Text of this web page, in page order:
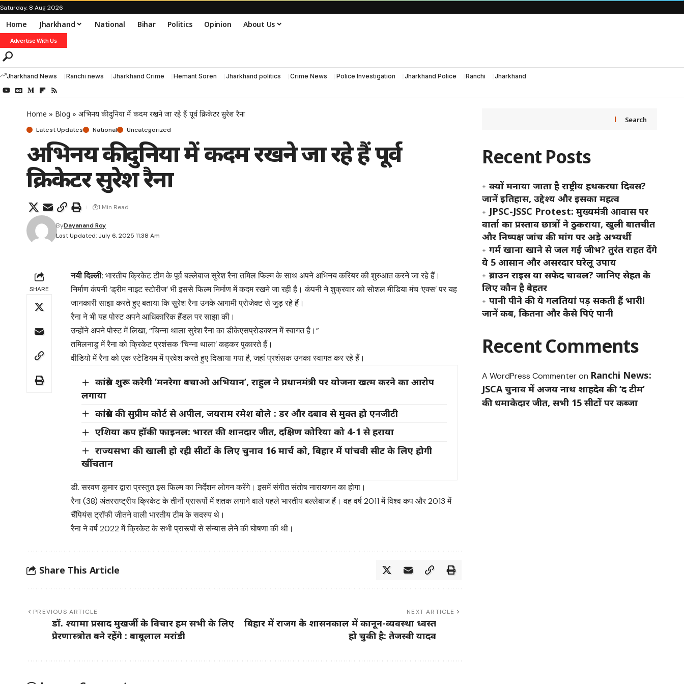
Saturday, 8 Aug 2026
Home Jharkhand National Bihar Politics Opinion About Us
Advertise With Us
Jharkhand News Ranchi news Jharkhand Crime Hemant Soren Jharkhand politics Crime News Police Investigation Jharkhand Police Ranchi Jharkhand
Home » Blog » अभिनय की दुनिया में कदम रखने जा रहे हैं पूर्व क्रिकेटर सुरेश रैना
Latest Updates National Uncategorized
अभिनय की दुनिया में कदम रखने जा रहे हैं पूर्व
क्रिकेटर सुरेश रैना
Last Updated: July 6, 2025 11:38 Am
ByDayanand Roy
1 Min Read
SHARE
नयी दिल्ली:भारतीय क्रिकेट टीम के पूर्व बल्लेबाज सुरेश रैना तमिल फिल्म के साथ अपने अभिनय करियर की शुरुआत करने जा रहे हैं।
निर्माण कंपनी ‘ड्रीम नाइट स्टोरीज’ भी इससे फिल्म निर्माण में कदम रखने जा रही है। कंपनी ने शुक्रवार को सोशल मीडिया मंच ‘एक्स’ पर यह
जानकारी साझा करते हुए बताया कि सुरेश रैना उनके आगामी प्रोजेक्ट से जुड़ रहे हैं।
रैना ने भी यह पोस्ट अपने आधिकारिक हैंडल पर साझा की।
उन्होंने अपने पोस्ट में लिखा, “चिन्ना थाला सुरेश रैना का डीकेएसप्रोडक्शन में स्वागत है।”
तमिलनाडु में रैना को क्रिकेट प्रशंसक ‘चिन्ना थाला’ कहकर पुकारते हैं।
वीडियो में रैना को एक स्टेडियम में प्रवेश करते हुए दिखाया गया है, जहां प्रशंसक उनका स्वागत कर रहे हैं।
कांग्रेस शुरू करेगी ‘मनरेगा बचाओ अभियान’, राहुल ने प्रधानमंत्री पर योजना खत्म करने का आरोप
लगाया
कांग्रेस की सुप्रीम कोर्ट से अपील, जयराम रमेश बोले : डर और दबाव से मुक्त हो एनजीटी
एशिया कप हॉकी फाइनल: भारत की शानदार जीत, दक्षिण कोरिया को 4-1 से हराया
राज्यसभा की खाली हो रही सीटों के लिए चुनाव 16 मार्च को, बिहार में पांचवी सीट के लिए होगी
खींचतान
डी. सरवण कुमार द्वारा प्रस्तुत इस फिल्म का निर्देशन लोगन करेंगे। इसमें संगीत संतोष नारायणन का होगा।
रैना (38) अंतरराष्ट्रीय क्रिकेट के तीनों प्रारूपों में शतक लगाने वाले पहले भारतीय बल्लेबाज हैं। वह वर्ष 2011 में विश्व कप और 2013 में
चैंपियंस ट्रॉफी जीतने वाली भारतीय टीम के सदस्य थे।
रैना ने वर्ष 2022 में क्रिकेट के सभी प्रारूपों से संन्यास लेने की घोषणा की थी।
Share This Article
PREVIOUS ARTICLE
डॉ. श्यामा प्रसाद मुखर्जी के विचार हम सभी के लिए
प्रेरणास्त्रोत बने रहेंगे : बाबूलाल मरांडी
NEXT ARTICLE
बिहार में राजग के शासनकाल में कानून-व्यवस्था ध्वस्त
हो चुकी है: तेजस्वी यादव
Search
Recent Posts
क्यों मनाया जाता है राष्ट्रीय हथकरघा दिवस?
जानें इतिहास, उद्देश्य और इसका महत्व
JPSC-JSSC Protest: मुख्यमंत्री आवास पर
वार्ता का प्रस्ताव छात्रों ने ठुकराया, खुली बातचीत
और निष्पक्ष जांच की मांग पर अड़े अभ्यर्थी
गर्म खाना खाने से जल गई जीभ? तुरंत राहत देंगे
ये 5 आसान और असरदार घरेलू उपाय
ब्राउन राइस या सफेद चावल? जानिए सेहत के
लिए कौन है बेहतर
पानी पीने की ये गलतियां पड़ सकती हैं भारी!
जानें कब, कितना और कैसे पिएं पानी
Recent Comments
A WordPress Commenteron Ranchi News:
JSCA चुनाव में अजय नाथ शाहदेव की ‘द टीम’
की धमाकेदार जीत, सभी 15 सीटों पर कब्जा